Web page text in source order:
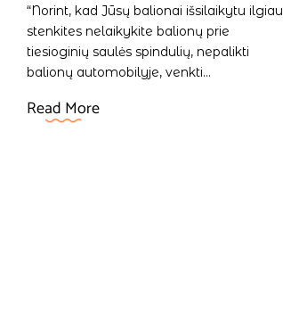
“Norint, kad Jūsų balionai išsilaikytu ilgiau
stenkites nelaikykite balionų prie
tiesioginių saulės spindulių, nepalikti
balionų automobilyje, venkti...
Read More